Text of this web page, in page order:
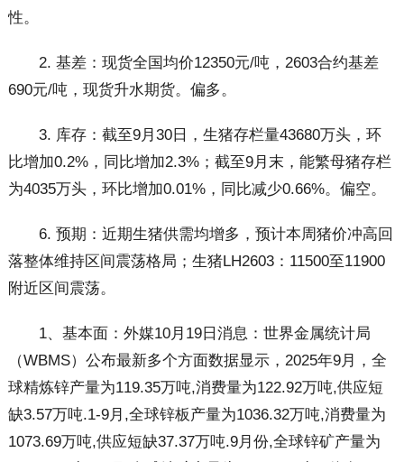
性。
2. 基差：现货全国均价12350元/吨，2603合约基差
690元/吨，现货升水期货。偏多。
3. 库存：截至9月30日，生猪存栏量43680万头，环
比增加0.2%，同比增加2.3%；截至9月末，能繁母猪存栏
为4035万头，环比增加0.01%，同比减少0.66%。偏空。
6. 预期：近期生猪供需均增多，预计本周猪价冲高回
落整体维持区间震荡格局；生猪LH2603：11500至11900
附近区间震荡。
1、基本面：外媒10月19日消息：世界金属统计局
（WBMS）公布最新多个方面数据显示，2025年9月，全
球精炼锌产量为119.35万吨,消费量为122.92万吨,供应短
缺3.57万吨.1-9月,全球锌板产量为1036.32万吨,消费量为
1073.69万吨,供应短缺37.37万吨.9月份,全球锌矿产量为